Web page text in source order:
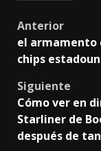
Post
Anterior
el armamento
chips
Siguiente
Cómo ver en
Starliner de
después de